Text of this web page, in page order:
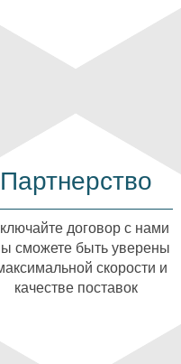
Партнерство
договор с нами
сможете быть уверены
скорости и
качестве поставок